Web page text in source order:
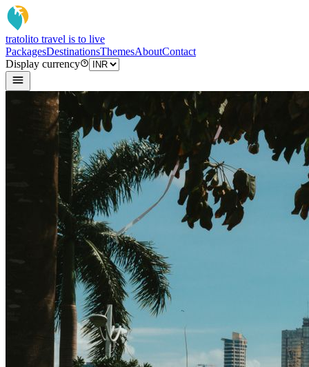
tratolito travel is to live
PackagesDestinationsThemesAboutContact
Display currency